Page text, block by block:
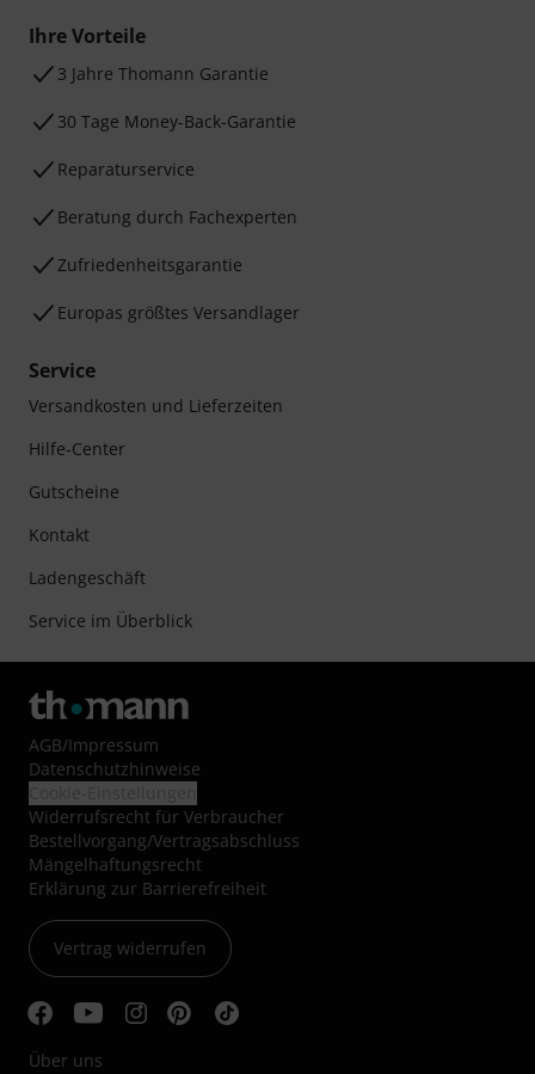
Ihre Vorteile
3 Jahre Thomann Garantie
30 Tage Money-Back-Garantie
Reparaturservice
Beratung durch Fachexperten
Zufriedenheitsgarantie
Europas größtes Versandlager
Service
Versandkosten und Lieferzeiten
Hilfe-Center
Gutscheine
Kontakt
Ladengeschäft
Service im Überblick
AGB/Impressum
Datenschutzhinweise
Widerrufsrecht für Verbraucher
Bestellvorgang/Vertragsabschluss
Mängelhaftungsrecht
Erklärung zur Barrierefreiheit
Vertrag widerrufen
Über uns